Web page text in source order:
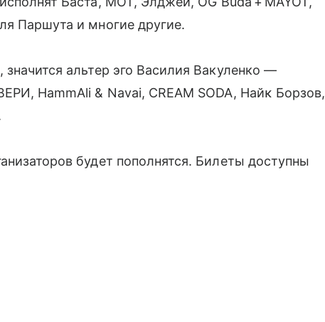
Паршута и многие другие.
альтер эго Василия Вакуленко —
HammAli & Navai, CREAM SODA, Найĸ Борзов,
будет пополнятся. Билеты доступны